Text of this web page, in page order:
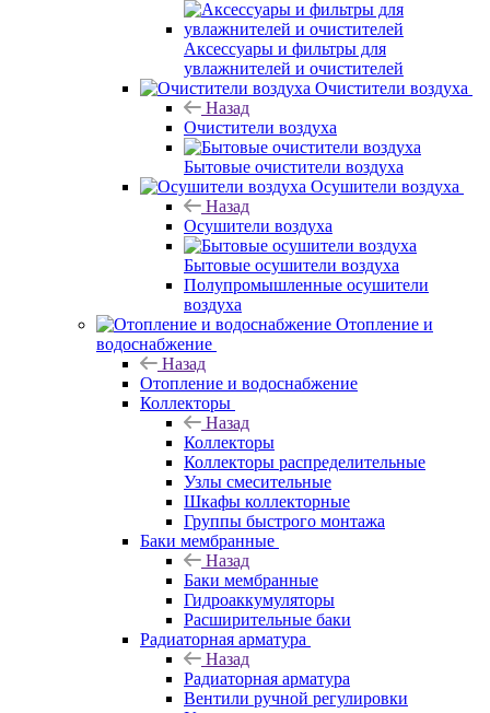
Аксессуары и фильтры для
увлажнителей и очистителей
Очистители воздуха
Назад
Очистители воздуха
Бытовые очистители воздуха
Осушители воздуха
Назад
Осушители воздуха
Бытовые осушители воздуха
Полупромышленные осушители
воздуха
Отопление и
водоснабжение
Назад
Отопление и водоснабжение
Коллекторы
Назад
Коллекторы
Коллекторы распределительные
Узлы смесительные
Шкафы коллекторные
Группы быстрого монтажа
Баки мембранные
Назад
Баки мембранные
Гидроаккумуляторы
Расширительные баки
Радиаторная арматура
Назад
Радиаторная арматура
Вентили ручной регулировки